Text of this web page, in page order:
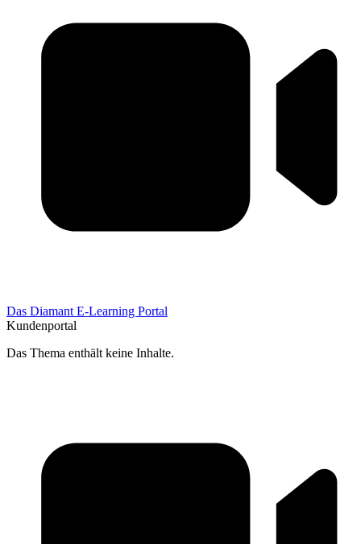
Das Diamant E-Learning Portal
Kundenportal
Das Thema enthält keine Inhalte.